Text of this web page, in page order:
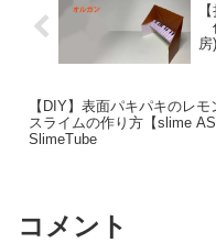
【DIY】表面パキパキのレモ
スライムの作り方【slime
SlimeTube
コメント